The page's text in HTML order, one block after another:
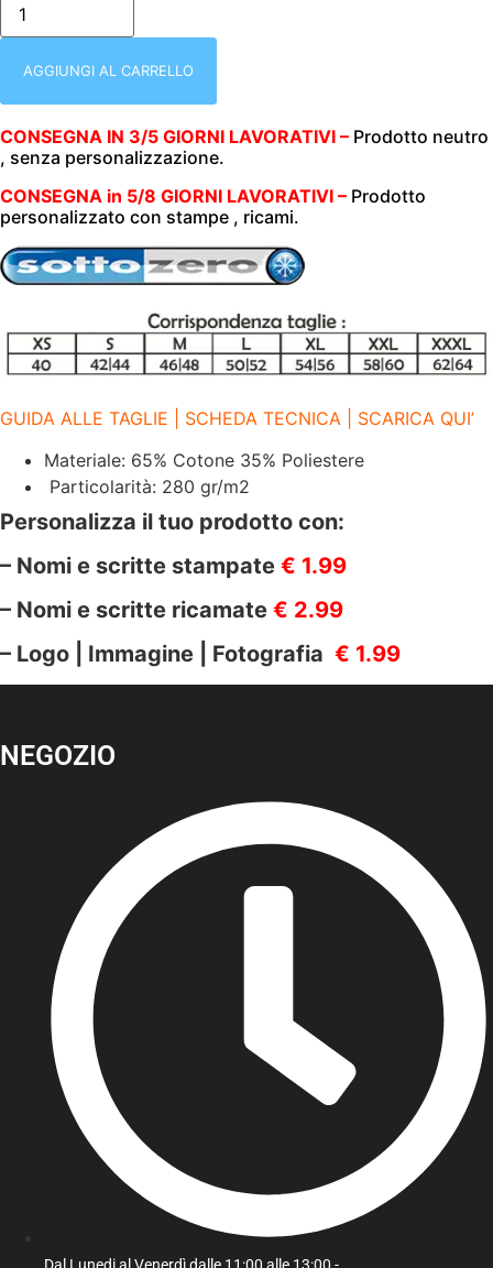
UOMO
|
ZIP
280
|
SOTTOZERO
50200
BLU
ROYAL
quantità
AGGIUNGI AL CARRELLO
CONSEGNA IN 3/5 GIORNI LAVORATIVI – Prodotto neutro
, senza personalizzazione.
CONSEGNA in 5/8 GIORNI LAVORATIVI – Prodotto
personalizzato con stampe , ricami.
GUIDA ALLE TAGLIE | SCHEDA TECNICA | SCARICA QUI’
Materiale: 65% Cotone 35% Poliestere
Particolarità: 280 gr/m2
Personalizza il tuo prodotto con:
– Nomi e scritte stampate € 1.99
– Nomi e scritte ricamate € 2.99
– Logo | Immagine | Fotografia € 1.99
NEGOZIO